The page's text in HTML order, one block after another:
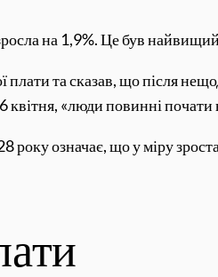
на 1,9%. Це був
та сказав, що після
квітня, «люди повинні
року означає, що у міру